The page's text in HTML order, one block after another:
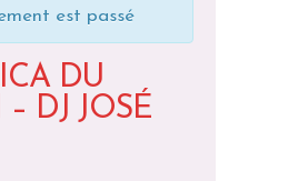
est passé
DU
DJ JOSÉ